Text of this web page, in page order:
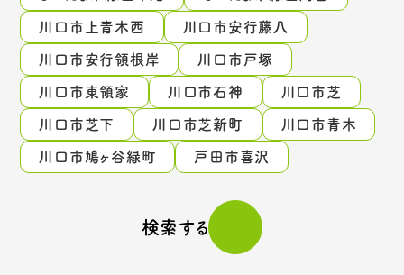
川口市上青木西
川口市安行藤八
川口市安行領根岸
川口市戸塚
川口市東領家
川口市石神
川口市芝
川口市芝下
川口市芝新町
川口市青木
川口市鳩ヶ谷緑町
戸田市喜沢
検索する